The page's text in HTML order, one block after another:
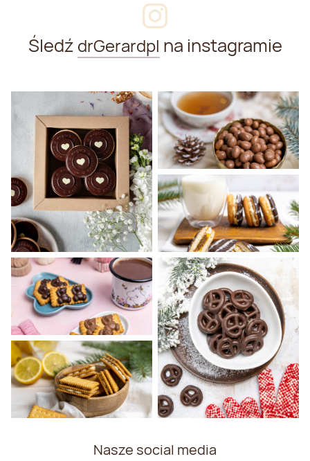
Śledź drGerardpl na instagramie
Nasze social media